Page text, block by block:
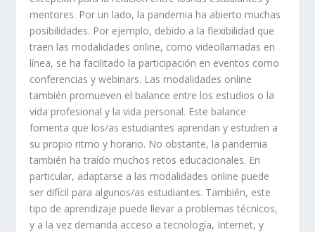
mentores. Por un lado, la pandemia ha abierto muchas
posibilidades. Por ejemplo, debido a la flexibilidad que
traen las modalidades online, como videollamadas en
línea, se ha facilitado la participación en eventos como
conferencias y webinars. Las modalidades online
también promueven el balance entre los estudios o la
vida profesional y la vida personal. Este balance
fomenta que los/as estudiantes aprendan y estudien a
su propio ritmo y horario. No obstante, la pandemia
también ha traído muchos retos educacionales. En
particular, adaptarse a las modalidades online puede
ser difícil para algunos/as estudiantes. También, este
tipo de aprendizaje puede llevar a problemas técnicos,
y a la vez demanda acceso a tecnología, Internet, y